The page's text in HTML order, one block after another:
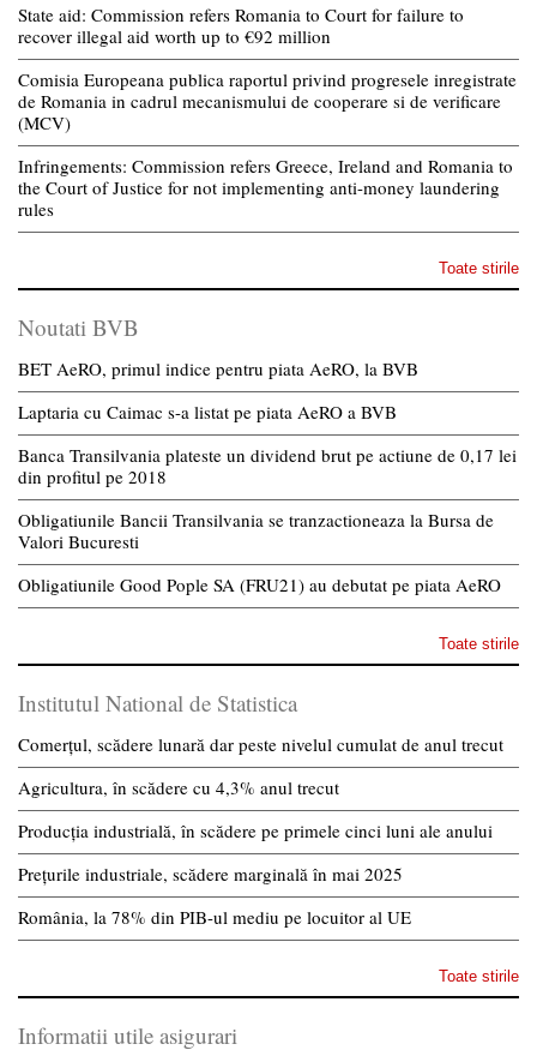
State aid: Commission refers Romania to Court for failure to
recover illegal aid worth up to €92 million
Comisia Europeana publica raportul privind progresele inregistrate
de Romania in cadrul mecanismului de cooperare si de verificare
(MCV)
Infringements: Commission refers Greece, Ireland and Romania to
the Court of Justice for not implementing anti-money laundering
rules
Toate stirile
Noutati BVB
BET AeRO, primul indice pentru piata AeRO, la BVB
Laptaria cu Caimac s-a listat pe piata AeRO a BVB
Banca Transilvania plateste un dividend brut pe actiune de 0,17 lei
din profitul pe 2018
Obligatiunile Bancii Transilvania se tranzactioneaza la Bursa de
Valori Bucuresti
Obligatiunile Good Pople SA (FRU21) au debutat pe piata AeRO
Toate stirile
Institutul National de Statistica
Comerțul, scădere lunară dar peste nivelul cumulat de anul trecut
Agricultura, în scădere cu 4,3% anul trecut
Producția industrială, în scădere pe primele cinci luni ale anului
Prețurile industriale, scădere marginală în mai 2025
România, la 78% din PIB-ul mediu pe locuitor al UE
Toate stirile
Informatii utile asigurari